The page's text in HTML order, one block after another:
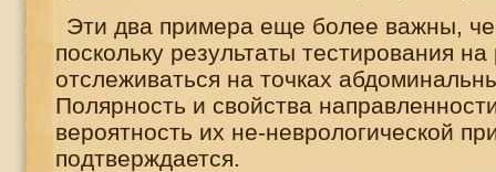
Эти два примера еще более важны,
поскольку результаты тестирования на
отслеживаться на точках
Полярность и свойства
вероятность их не-неврологической
подтверждается.